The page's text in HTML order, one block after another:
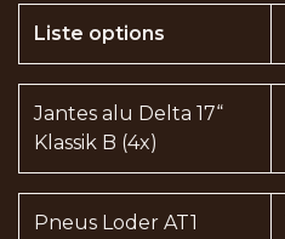
Liste options
Jantes alu Delta 17“
Klassik B (4x)
Pneus Loder AT1